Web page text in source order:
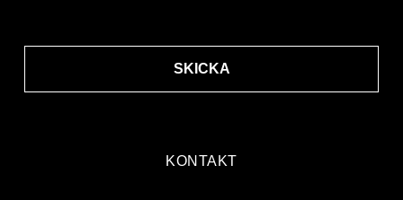
KONTAKT
SKICKA